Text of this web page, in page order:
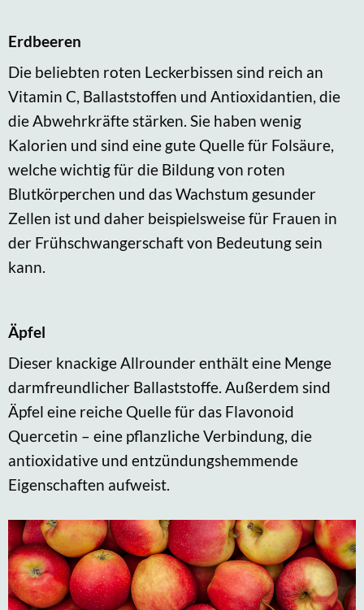
Erdbeeren
Die beliebten roten Leckerbissen sind reich an
Vitamin C, Ballaststoffen und Antioxidantien, die
die Abwehrkräfte stärken. Sie haben wenig
Kalorien und sind eine gute Quelle für Folsäure,
welche wichtig für die Bildung von roten
Blutkörperchen und das Wachstum gesunder
Zellen ist und daher beispielsweise für Frauen in
der Frühschwangerschaft von Bedeutung sein
kann.
Äpfel
Dieser knackige Allrounder enthält eine Menge
darmfreundlicher Ballaststoffe. Außerdem sind
Äpfel eine reiche Quelle für das Flavonoid
Quercetin – eine pflanzliche Verbindung, die
antioxidative und entzündungshemmende
Eigenschaften aufweist.